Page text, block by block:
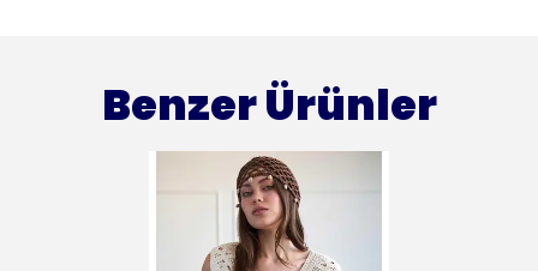
Benzer Ürünler